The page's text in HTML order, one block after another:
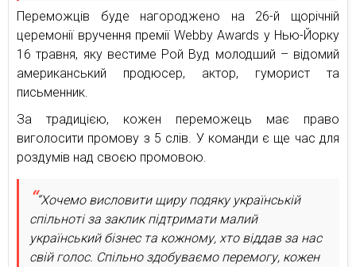
Переможців буде нагороджено на 26-й щорічній
церемонії вручення премії Webby Awards у Нью-Йорку
16 травня, яку вестиме Рой Вуд молодший – відомий
американський продюсер, актор, гуморист та
письменник.
За традицією, кожен переможець має право
виголосити промову з 5 слів. У команди є ще час для
роздумів над своєю промовою.
“Хочемо висловити щиру подяку українській
спільноті за заклик підтримати малий
український бізнес та кожному, хто віддав за нас
свій голос. Спільно здобуваємо перемогу, кожен